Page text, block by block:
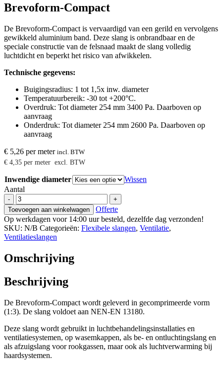
Brevoform-Compact
De Brevoform-Compact is vervaardigd van een gerild en vervolgens
gewikkeld aluminium band. Deze slang is onbrandbaar en de
speciale constructie van de felsnaad maakt de slang volledig
luchtdicht en beperkt het risico van afwikkelen.
Technische gegevens:
Buigingsradius: 1 tot 1,5x inw. diameter
Temperatuurbereik: -30 tot +200°C.
Overdruk: Tot diameter 254 mm 3400 Pa. Daarboven op
aanvraag
Onderdruk: Tot diameter 254 mm 2600 Pa. Daarboven op
aanvraag
€ 5,26 per meter incl. BTW
€ 4,35 per meter excl. BTW
Inwendige diameter
Wissen
Aantal
-
Brevoform-
Compact
aantal
+
Toevoegen aan winkelwagen
Offerte
Op werkdagen voor 14:00 uur besteld, dezelfde dag verzonden!
SKU: N/B Categorieën: Flexibele slangen, Ventilatie,
Ventilatieslangen
Omschrijving
Beschrijving
De Brevoform-Compact wordt geleverd in gecomprimeerde vorm
(1:3). De slang voldoet aan NEN-EN 13180.
Deze slang wordt gebruikt in luchtbehandelingsinstallaties en
ventilatiesystemen, op wasemkappen, als be- en ontluchtingslang en
als afzuigslang voor rookgassen, maar ook als luchtverwarming bij
haardsystemen.